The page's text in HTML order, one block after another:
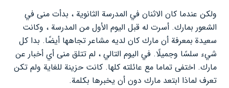
ولكن عندما كان الاثنان في المدرسة الثانوية ، بدأت منى في
الشعور بمارك. أسرت له قبل اليوم الأول من المدرسة ، وكانت
سعيدة بمعرفة أن مارك كان لديه مشاعر تجاهها أيضًا. بدا كل
شيء سلسًا وجميلًا. في اليوم التالي ، لم تتلق منى أي أخبار عن
مارك. اختفى تماما مع عائلته كلها. كانت حزينة للغاية ولم تكن
تعرف لماذا ابتعد مارك دون أن يخبرها بكلمة.